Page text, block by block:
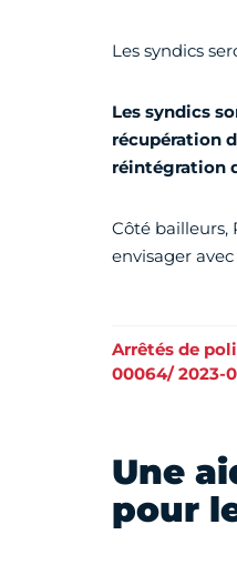
Les syndics
Les syndics
récupération
réintégration
Côté bailleurs,
envisager
Arrêtés de
00064/ 2023-
Une
pour